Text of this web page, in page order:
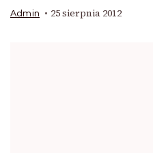
Admin 25 sierpnia 2012